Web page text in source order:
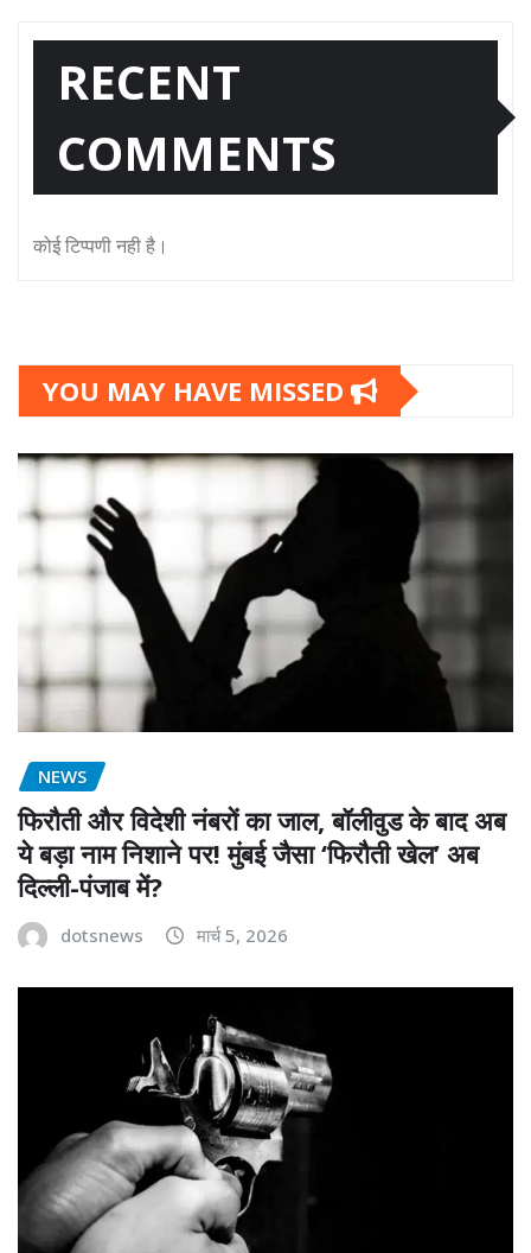
RECENT
COMMENTS
कोई टिप्पणी नही है।
YOU MAY HAVE MISSED
NEWS
फिरौती और विदेशी नंबरों का जाल, बॉलीवुड के बाद अब
ये बड़ा नाम निशाने पर! मुंबई जैसा ‘फिरौती खेल’ अब
दिल्ली-पंजाब में?
dotsnews मार्च 5, 2026